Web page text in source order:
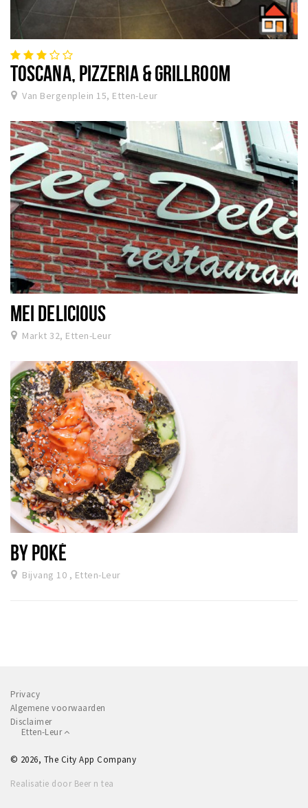
TOSCANA, PIZZERIA & GRILLROOM
Van Bergenplein 15, Etten-Leur
MEI DELICIOUS
Markt 32, Etten-Leur
BY POKÉ
Bijvang 10 , Etten-Leur
Privacy
Algemene voorwaarden
Disclaimer
Etten-Leur
© 2026, The City App Company
Realisatie door Beer n tea